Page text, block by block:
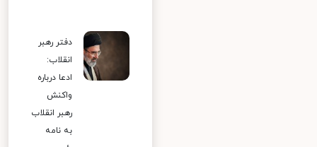
دفتر رهبر
انقلاب:
ادعا درباره
واکنش
رهبر انقلاب
به نامه